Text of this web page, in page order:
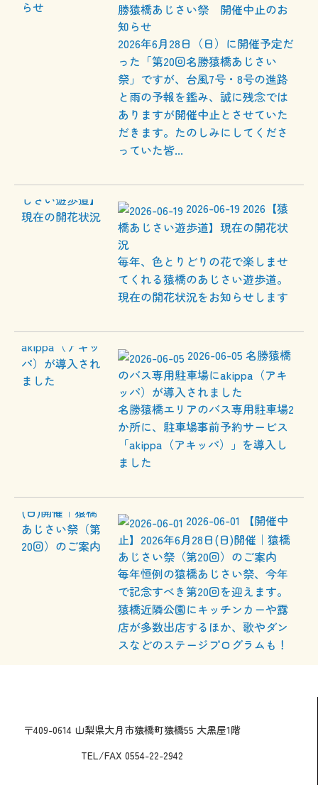
勝猿橋あじさい祭 開催中止のお
知らせ
2026年6月28日（日）に開催予定だ
った「第20回名勝猿橋あじさい
祭」ですが、台風7号・8号の進路
と雨の予報を鑑み、誠に残念では
ありますが開催中止とさせていた
だきます。たのしみにしてくださ
っていた皆...
2026-06-19 2026【猿
橋あじさい遊歩道】現在の開花状
況
毎年、色とりどりの花で楽しませ
てくれる猿橋のあじさい遊歩道。
現在の開花状況をお知らせします
2026-06-05 名勝猿橋
のバス専用駐車場にakippa（アキ
ッパ）が導入されました
名勝猿橋エリアのバス専用駐車場2
か所に、駐車場事前予約サービス
「akippa（アキッパ）」を導入し
ました
2026-06-01
【開催中
止】2026年6月28日(日)開催｜猿橋
あじさい祭（第20回）のご案内
毎年恒例の猿橋あじさい祭、今年
で記念すべき第20回を迎えます。
猿橋近隣公園にキッチンカーや露
店が多数出店するほか、歌やダン
スなどのステージプログラムも！
〒409-0614 山梨県大月市猿橋町猿橋55 大黒屋1階
TEL/FAX 0554-22-2942